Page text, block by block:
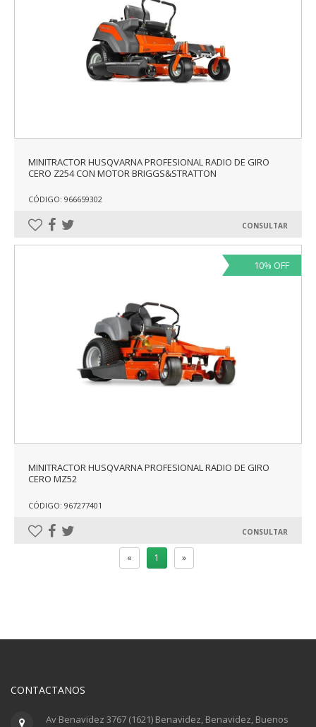
MINITRACTOR HUSQVARNA PROFESIONAL RADIO DE GIRO
CERO Z254 CON MOTOR BRIGGS&STRATTON
CÓDIGO: 966659302
CONSULTAR
10% OFF
MINITRACTOR HUSQVARNA PROFESIONAL RADIO DE GIRO
CERO MZ52
CÓDIGO: 967277401
CONSULTAR
« 1 »
CONTACTANOS
Av Benavidez 3767 (1621) Benavidez, Benavidez, Buenos